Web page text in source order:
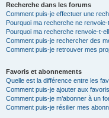
Recherche dans les forums
Comment puis-je effectuer une
Pourquoi ma recherche ne
Pourquoi ma recherche renvoie-t-
Comment puis-je rechercher des
Comment puis-je retrouver mes
Favoris et abonnements
Quelle est la différence entre les
Comment puis-je ajouter aux
Comment puis-je m’abonner à un
Comment puis-je résilier mes